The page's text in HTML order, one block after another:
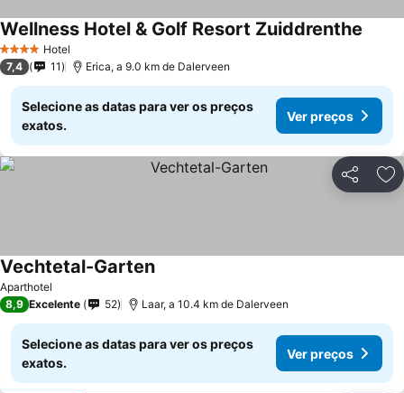
4 EstrelasHotel
Wellness Hotel & Golf Resort Zuiddrenthe
7,4 11 Erica, a 9.0 km de Dalerveen
Selecione as datas para ver os preços
exatos.
Ver preços
Partilhar
Aparthotel
Vechtetal-Garten
8,9 Excelente 52 Laar, a 10.4 km de Dalerveen
Selecione as datas para ver os preços
exatos.
Ver preços